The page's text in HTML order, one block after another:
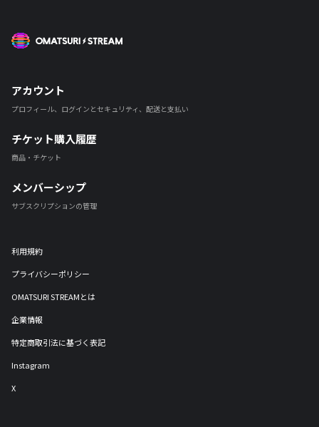
アカウント
プロフィール、ログインとセキュリティ、配送と支払い
チケット購入履歴
商品・チケット
メンバーシップ
サブスクリプションの管理
利用規約
プライバシーポリシー
OMATSURI STREAMとは
企業情報
特定商取引法に基づく表記
Instagram
X